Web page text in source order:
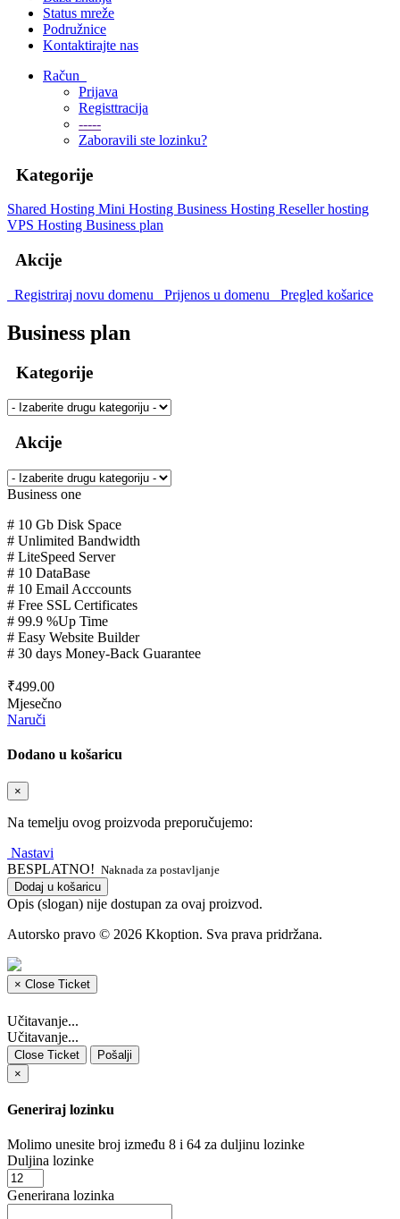
Status mreže
Podružnice
Kontaktirajte nas
Račun
Prijava
Registtracija
-----
Zaboravili ste lozinku?
Kategorije
Shared Hosting Mini Hosting Business Hosting Reseller hosting
VPS Hosting Business plan
Akcije
Registriraj novu domenu Prijenos u domenu Pregled košarice
Business plan
Kategorije
Akcije
Business one
# 10 Gb Disk Space
# Unlimited Bandwidth
# LiteSpeed Server
# 10 DataBase
# 10 Email Acccounts
# Free SSL Certificates
# 99.9 %Up Time
# Easy Website Builder
# 30 days Money-Back Guarantee
₹499.00
Mjesečno
Naruči
Dodano u košaricu
×
Na temelju ovog proizvoda preporučujemo:
Nastavi
BESPLATNO! Naknada za postavljanje
Dodaj u košaricu
Opis (slogan) nije dostupan za ovaj proizvod.
Autorsko pravo © 2026 Kkoption. Sva prava pridržana.
× Close Ticket
Učitavanje...
Učitavanje...
Close Ticket
Pošalji
×
Generiraj lozinku
Molimo unesite broj između 8 i 64 za duljinu lozinke
Duljina lozinke
Generirana lozinka